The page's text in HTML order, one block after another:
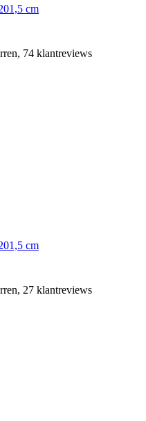
cm
74 klantreviews
cm
27 klantreviews